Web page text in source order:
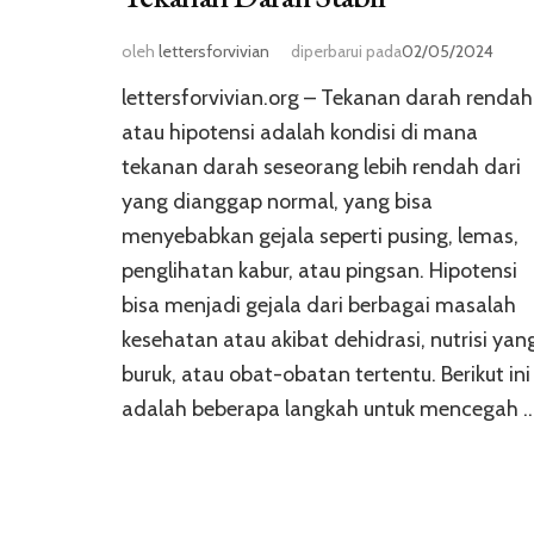
oleh lettersforvivian diperbarui pada02/05/2024
lettersforvivian.org – Tekanan darah rendah
atau hipotensi adalah kondisi di mana
tekanan darah seseorang lebih rendah dari
yang dianggap normal, yang bisa
menyebabkan gejala seperti pusing, lemas,
penglihatan kabur, atau pingsan. Hipotensi
bisa menjadi gejala dari berbagai masalah
kesehatan atau akibat dehidrasi, nutrisi
buruk, atau obat-obatan tertentu. Berikut ini
adalah beberapa langkah untuk mencegah